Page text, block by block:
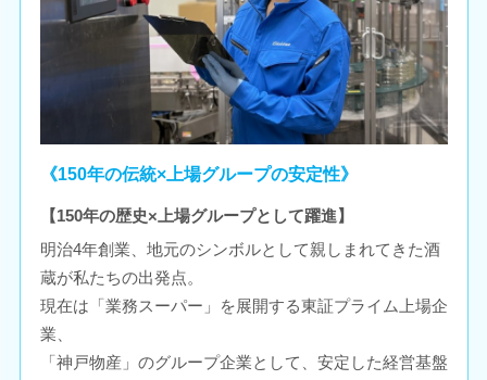
《150年の伝統×上場グループの安定性》
【150年の歴史×上場グループとして躍進】
明治4年創業、地元のシンボルとして親しまれてきた酒
蔵が私たちの出発点。
現在は「業務スーパー」を展開する東証プライム上場企
業、
「神戸物産」のグループ企業として、安定した経営基盤